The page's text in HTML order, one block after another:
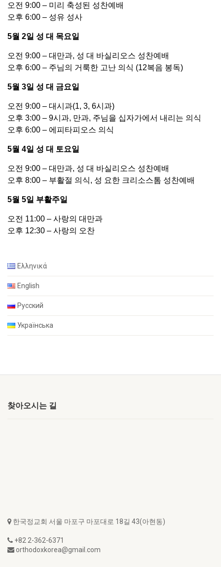
오전 9:00 – 미리 축성된 성찬예배
오후 6:00 – 성유 성사
5월 2일 성 대 목요일
오전 9:00 – 대만과, 성 대 바실리오스 성찬예배
오후 6:00 – 주님의 거룩한 고난 의식 (12복음 봉독)
5월 3일 성 대 금요일
오전 9:00 – 대시과(1, 3, 6시과)
오후 3:00 – 9시과, 만과, 주님을 십자가에서 내리는 의식
오후 6:00 – 에피타피오스 의식
5월 4일 성 대 토요일
오전 9:00 – 대만과, 성 대 바실리오스 성찬예배
오후 8:00 – 부활절 의식, 성 요한 크리소스톰 성찬예배
5월 5일 부활주일
오전 11:00 – 사랑의 대만과
오후 12:30 – 사랑의 오찬
Ελληνικά
English
Русский
Українська
찾아오시는 길
한국정교회 서울 마포구 마포대로 18길 43(아현동)
+82 2-362-6371
orthodoxkorea@gmail.com